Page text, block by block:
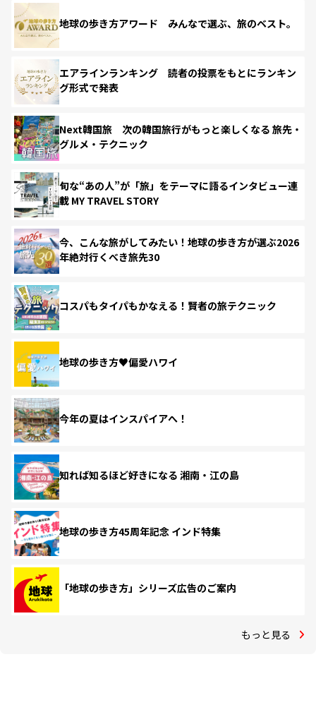
地球の歩き方アワード みんなで選ぶ、旅のベスト。
エアラインランキング 読者の投票をもとにランキン
グ形式で発表
Next韓国旅 次の韓国旅行がもっと楽しくなる 旅先・
グルメ・テクニック
旬な“あの人”が「旅」をテーマに語るインタビュー連
載 MY TRAVEL STORY
今、こんな旅がしてみたい！地球の歩き方が選ぶ2026
年絶対行くべき旅先30
コスパもタイパもかなえる！賢者の旅テクニック
地球の歩き方♥偏愛ハワイ
今年の夏はインスパイアへ！
知れば知るほど好きになる 湘南・江の島
地球の歩き方45周年記念 インド特集
「地球の歩き方」シリーズ広告のご案内
もっと見る